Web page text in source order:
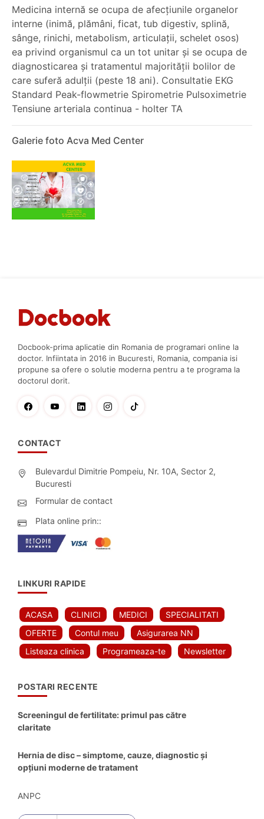
Medicina internă se ocupa de afecțiunile organelor
interne (inimă, plămâni, ficat, tub digestiv, splină,
sânge, rinichi, metabolism, articulații, schelet osos)
ea privind organismul ca un tot unitar și se ocupa de
diagnosticarea și tratamentul majorității bolilor de
care suferă adulții (peste 18 ani). Consultatie EKG
Standard Peak-flowmetrie Spirometrie Pulsoximetrie
Tensiune arteriala continua - holter TA
Galerie foto Acva Med Center
Docbook-prima aplicatie din Romania de programari online la
doctor. Infiintata in 2016 in Bucuresti, Romania, compania isi
propune sa ofere o solutie moderna pentru a te programa la
doctorul dorit.
CONTACT
Bulevardul Dimitrie Pompeiu, Nr. 10A, Sector 2,
Bucuresti
Formular de contact
Plata online prin::
LINKURI RAPIDE
ACASA CLINICI MEDICI
SPECIALITATI
OFERTE
Contul meu
Asigurarea NN
Listeaza clinica
Programeaza-te Newsletter
POSTARI RECENTE
Screeningul de fertilitate: primul pas către
claritate
Hernia de disc – simptome, cauze, diagnostic și
opțiuni moderne de tratament
ANPC